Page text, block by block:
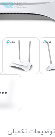
توضیحات تکمیلی